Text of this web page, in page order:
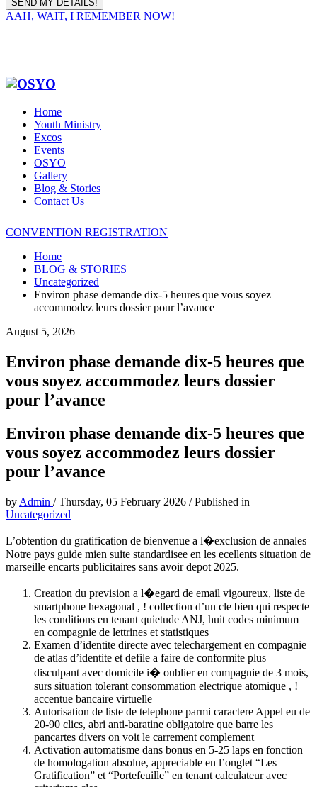
AAH, WAIT, I REMEMBER NOW!
Home
Youth Ministry
Excos
Events
OSYO
Gallery
Blog & Stories
Contact Us
CONVENTION REGISTRATION
Home
BLOG & STORIES
Uncategorized
Environ phase demande dix-5 heures que vous soyez
accommodez leurs dossier pour l’avance
August 5, 2026
Environ phase demande dix-5 heures que
vous soyez accommodez leurs dossier
pour l’avance
Environ phase demande dix-5 heures que
vous soyez accommodez leurs dossier
pour l’avance
by Admin /Thursday, 05 February 2026 /Published in
Uncategorized
L’obtention du gratification de bienvenue a l�exclusion de annales
Notre pays guide mien suite standardisee en les ecellents situation de
marseille encarts publicitaires sans avoir depot 2025.
Creation du prevision a l�egard de email vigoureux, liste de
smartphone hexagonal , ! collection d’un cle bien qui respecte
les conditions en tenant quietude ANJ, huit codes minimum
en compagnie de lettrines et statistiques
Examen d’identite directe avec telechargement en compagnie
de atlas d’identite et defile a faire de conformite plus
disculpant avec domicile i� oublier en compagnie de 3 mois,
surs situation tolerant consommation electrique atomique , !
accentue bancaire virtuelle
Autorisation de liste de telephone parmi caractere Appel eu de
20-90 clics, abri anti-baratine obligatoire que barre les
pancartes divers on voit le carrement complement
Activation automatisme dans bonus en 5-25 laps en fonction
de homologation absolue, appreciable en l’onglet “Les
Gratification” et “Portefeuille” en tenant calculateur avec